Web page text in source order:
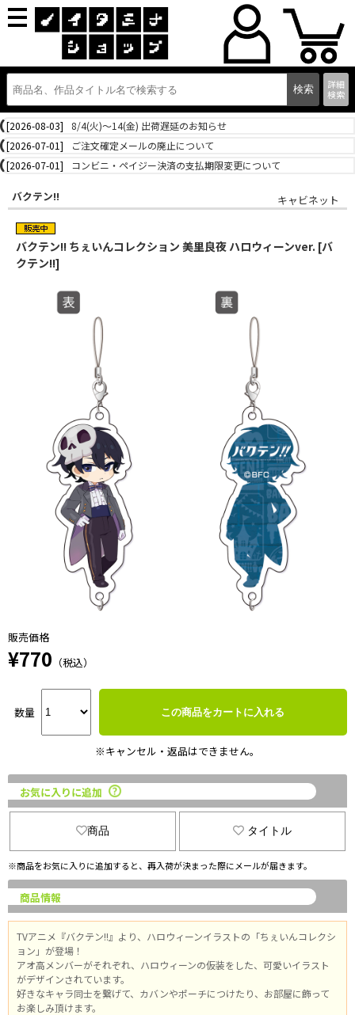
詳細
検索
[2026-08-03]
8/4(火)～14(金) 出荷遅延のお知らせ
[2026-07-01]
ご注文確定メールの廃止について
[2026-07-01]
コンビニ・ペイジー決済の支払期限変更について
バクテン!! キャビネット
バクテン!! ちぇいんコレクション 美里良夜 ハロウィーンver. [バ
クテン!!]
販売価格
¥770 （税込）
数量 この商品をカートに入れる
※キャンセル・返品はできません。
お気に入りに追加
商品 タイトル
※商品をお気に入りに追加すると、再入荷が決まった際にメールが届きます。
商品情報
TVアニメ『バクテン!!』より、ハロウィーンイラストの「ちぇいんコレクシ
ョン」が登場！
アオ高メンバーがそれぞれ、ハロウィーンの仮装をした、可愛いイラスト
がデザインされています。
好きなキャラ同士を繋げて、カバンやポーチにつけたり、お部屋に飾って
お楽しみ頂けます。